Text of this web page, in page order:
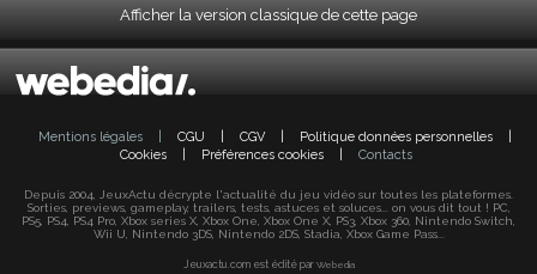
Afficher la version classique de cette page
Mentions légales CGU CGV Politique données personnelles
Cookies
Préférences cookies Contacts
Depuis 2004, JeuxActu décrypte l'actualité du jeu vidéo sur toutes les plateformes.
Sorties, previews, gameplay, trailers, tests, astuces et soluces... on vous dit tout ! PC,
PS5, PS4, PS4 Pro, Xbox series X, Xbox One, Xbox One X, PS3, Xbox 360, Nintendo Switch,
Wii U, Nintendo 3DS, Nintendo 2DS, Stadia, Xbox Game Pass...
Jeuxactu.com est édité par Webedia